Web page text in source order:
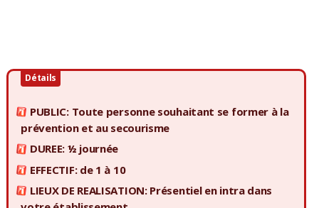
Détails
PUBLIC: Toute personne souhaitant se former à la
prévention et au secourisme
DUREE: ½ journée
EFFECTIF: de 1 à 10
LIEUX DE REALISATION: Présentiel en intra dans